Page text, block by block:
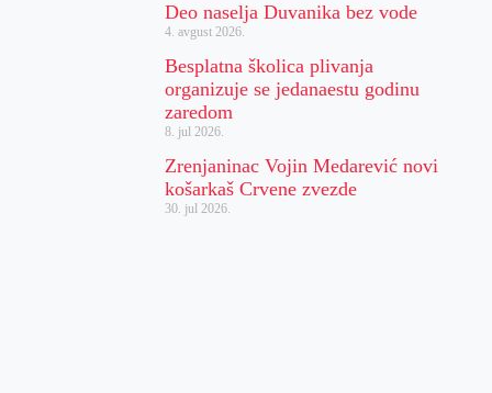
Deo naselja Duvanika bez vode
4. avgust 2026.
Besplatna školica plivanja
organizuje se jedanaestu godinu
zaredom
8. jul 2026.
Zrenjaninac Vojin Medarević novi
košarkaš Crvene zvezde
30. jul 2026.